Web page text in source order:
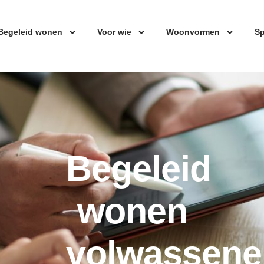
wonen Voor wie Woonvormen
Begeleid
wonen